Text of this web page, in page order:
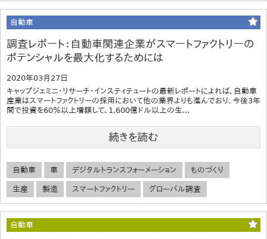
自動車
調査レポート：自動車関連企業がスマートファクトリーの
ポテンシャルを最大化するためには
2020年03月27日
キャップジェミニ・リサーチ・インスティテュートの最新レポートによれば、自動車
産業はスマートファクトリーの採用において他の業界よりも進んでおり、今後3年
間で投資を60％以上増額して、1,600億ドル以上の生...
続きを読む
自動車 車 デジタルトランスフォーメーション ものづくり
生産 製造 スマートファクトリー グローバル調査
自動車